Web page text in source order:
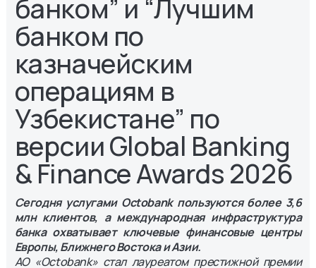
Размер шрифта
Aa -
Aa
Aa +
банком” и “Лучшим
банком по
казначейским
операциям в
Узбекистане” по
версии Global Banking
& Finance Awards 2026
Сегодня услугами Octobank пользуются более 3,6
млн клиентов, а международная инфраструктура
банка охватывает ключевые финансовые центры
Европы, Ближнего Востока и Азии.
АО «Octobank» стал лауреатом престижной премии